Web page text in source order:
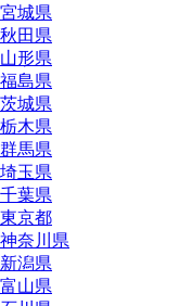
宮城県
秋田県
山形県
福島県
茨城県
栃木県
群馬県
埼玉県
千葉県
東京都
神奈川県
新潟県
富山県